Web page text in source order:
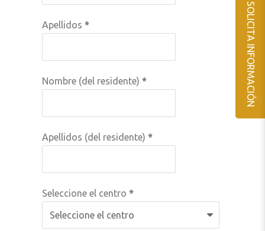
Apellidos *
Nombre (del residente) *
Apellidos (del residente) *
Seleccione el centro *
SOLICITA INFORMACIÓN